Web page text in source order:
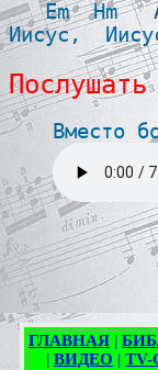
Em  Hm
Иисус,
Вместо